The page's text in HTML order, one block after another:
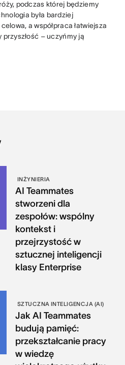
podczas której będziemy
była bardziej
a współpraca łatwiejsza
przyszłość – uczyńmy ją
INŻYNIERIA
AI Teammates
stworzeni dla
zespołów: wspólny
kontekst i
przejrzystość w
sztucznej inteligencji
klasy Enterprise
SZTUCZNA INTELIGENCJA (AI)
Jak AI Teammates
budują pamięć:
przekształcanie pracy
w wiedzę